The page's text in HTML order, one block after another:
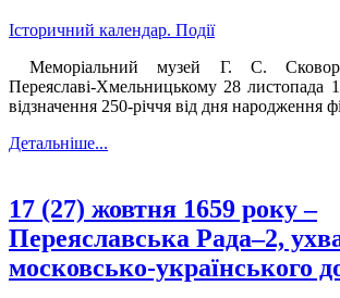
Історичний календар. Події
Меморіальний музей Г. С.
Переяславі-Хмельницькому 28 листопада
відзначення 250-річчя від дня народження
Детальніше...
17 (27) жовтня 1659 року –
Переяславська Рада–2,
московсько-українського